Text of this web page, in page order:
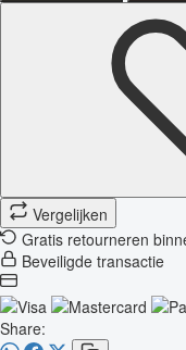
Vergelijken
Gratis retourneren
Beveiligde transactie
Share: